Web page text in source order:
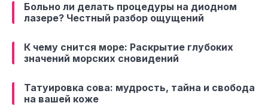
Больно ли делать процедуры на диодном
лазере? Честный разбор ощущений
К чему снится море: Раскрытие глубоких
значений морских сновидений
Татуировка сова: мудрость, тайна и свобода
на вашей коже